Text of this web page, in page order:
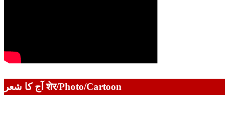
آج کا شعر शेर/Photo/Cartoon